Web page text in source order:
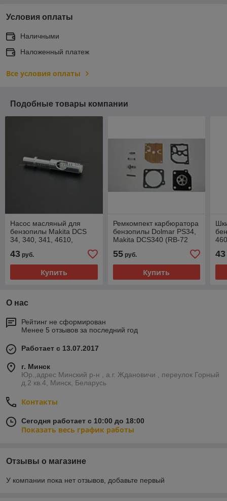
Условия оплаты
Наличными
Наложенный платеж
Все условия оплаты
Подобные товары компании
Насос масляный для
бензопилы Makita DCS
34, 340, 341, 4610,
UC4001, UC4003
(021245007)
43 руб.
Купить
Ремкомпект карбюратора
бензопилы Dolmar PS34,
Makita DCS340 (RB-72
55руб.
Купить
43
О нас
Рейтинг не сформирован
Менее 5 отзывов за последний год
Работает с 13.07.2017
г. Минск
Юр.,адрес Минский р-н , а.г. Ждановичи , переулок Горный
д.2 кв.4, Минск, Беларусь
Контакты
Сегодня работает с 10:00 до 18:00
Показать весь график работы
Отзывы о магазине
У компании пока нет отзывов, добавьте первый